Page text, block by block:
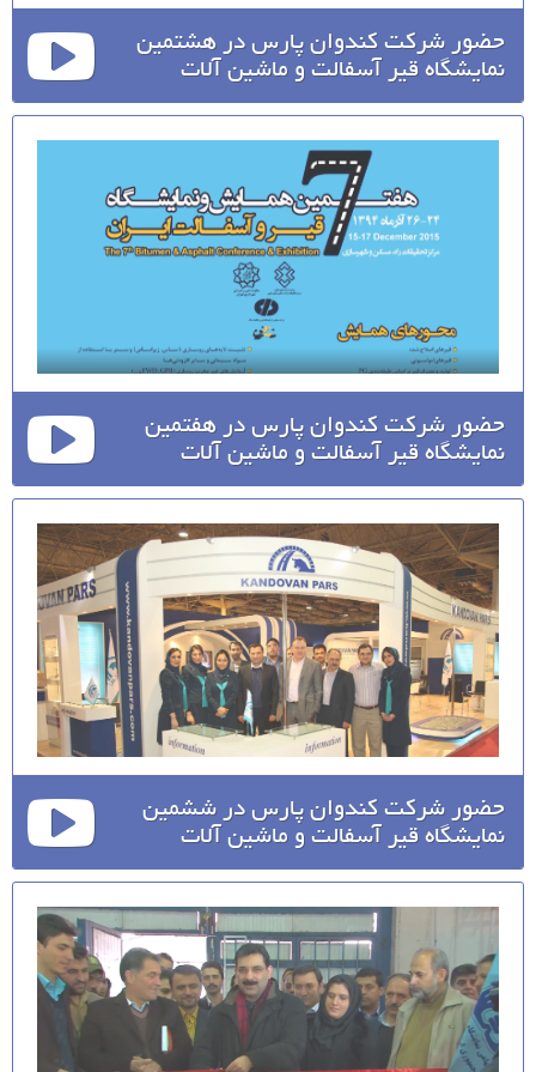
حضور شرکت کندوان پارس در هشتمین
نمایشگاه قیر آسفالت و ماشین آلات
حضور شرکت کندوان پارس در هفتمین
نمایشگاه قیر آسفالت و ماشین آلات
حضور شرکت کندوان پارس در ششمین
نمایشگاه قیر آسفالت و ماشین آلات